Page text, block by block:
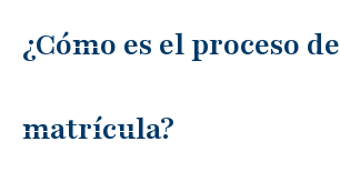
¿Cómo es el proceso de
matrícula?